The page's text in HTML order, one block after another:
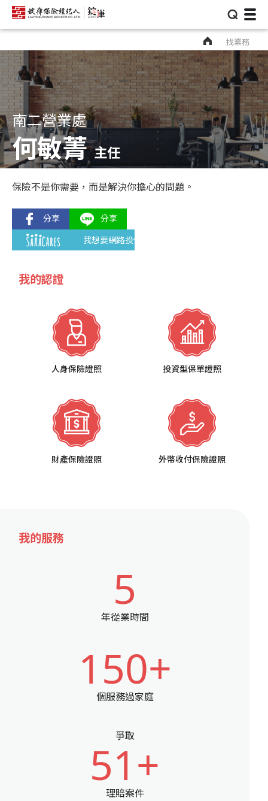
⌕
找業務
南二營業處
何敏菁 主任
保險不是你需要，而是解決你擔心的問題。
我想要網路投保
我的認證
人身保險證照 投資型保單證照
財產保險證照 外幣收付保險證照
我的服務
5
年從業時間
150+
個服務過家庭
爭取
51+
理賠案件